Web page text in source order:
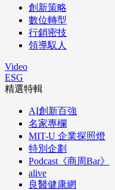
創新策略
數位轉型
行銷密技
領導馭人
Video
ESG
精選特輯
AI創新百強
名家專欄
MIT-U 企業探照燈
特別企劃
Podcast《商周Bar》
alive
良醫健康網